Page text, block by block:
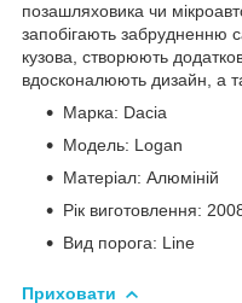
позашляховика чи
запобігають
кузова, створюють
вдосконалюють дизайн, а
Марка: Dacia
Модель: Logan
Матеріал: Алюміній
Рік виготовлення:
Вид порога: Line
Приховати